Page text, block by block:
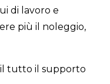
di lavoro e
più il noleggio,
il tutto il supporto